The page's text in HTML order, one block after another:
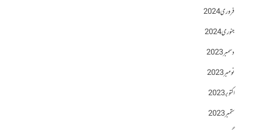
فروری 2024
جنوری 2024
دسمبر 2023
نومبر 2023
اکتوبر 2023
ستمبر 2023